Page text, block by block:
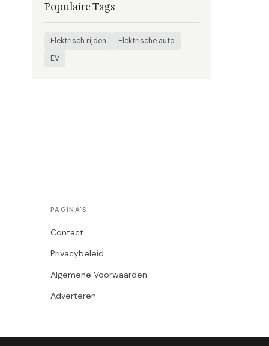
Populaire Tags
Elektrisch rijden
Elektrische auto
EV
PAGINA'S
Contact
Privacybeleid
Algemene Voorwaarden
Adverteren